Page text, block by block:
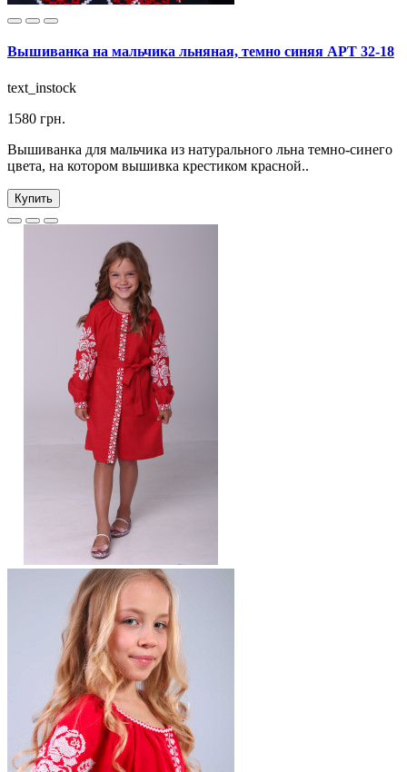
Вышиванка на мальчика льняная, темно синяя АРТ 32-18
text_instock
1580 грн.
Вышиванка для мальчика из натурального льна темно-синего
цвета, на котором вышивка крестиком красной..
Купить